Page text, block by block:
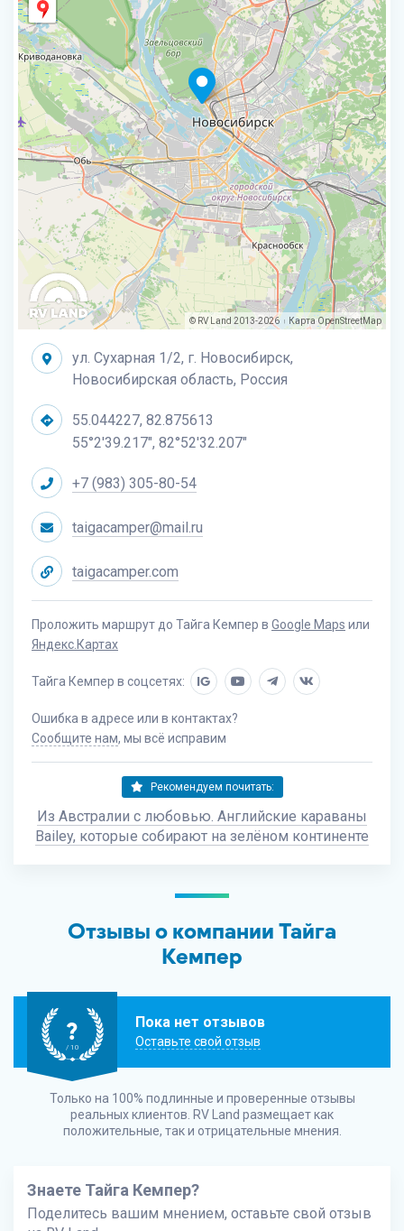
© RV Land 2013-2026 | КартаOpenStreetMap
ул. Сухарная 1/2, г. Новосибирск,
Новосибирская область, Россия
55.044227, 82.875613
55°2'39.217", 82°52'32.207"
+7 (983) 305-80-54
taigacamper@mail.ru
taigacamper.com
Проложить маршрут до Тайга Кемпер в Google Maps или
Яндекс.Картах
Тайга Кемпер в соцсетях: IG
Ошибка в адресе или в контактах?
Сообщите нам, мы всё исправим
Рекомендуем почитать:
Из Австралии с любовью. Английские караваны
Bailey, которые собирают на зелёном континенте
Отзывы о компании Тайга
Кемпер
?
/ 10
Пока нет отзывов
Оставьте свой отзыв
Только на 100% подлинные и проверенные отзывы
реальных клиентов. RV Land размещает как
положительные, так и отрицательные мнения.
Знаете Тайга Кемпер?
Поделитесь вашим мнением, оставьте свой отзыв